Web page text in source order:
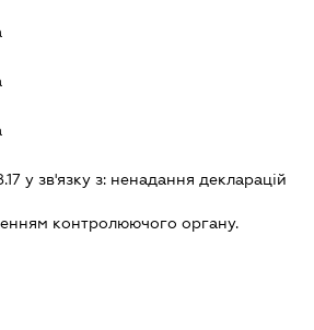
у зв'язку з: ненадання декларацiй
контролюючого органу.